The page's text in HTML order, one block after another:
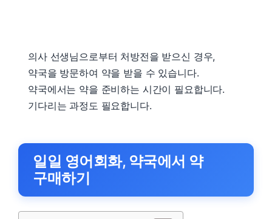
의사 선생님으로부터 처방전을 받으신 경우,
약국을 방문하여 약을 받을 수 있습니다.
약국에서는 약을 준비하는 시간이 필요합니다.
기다리는 과정도 필요합니다.
일일 영어회화, 약국에서 약
구매하기